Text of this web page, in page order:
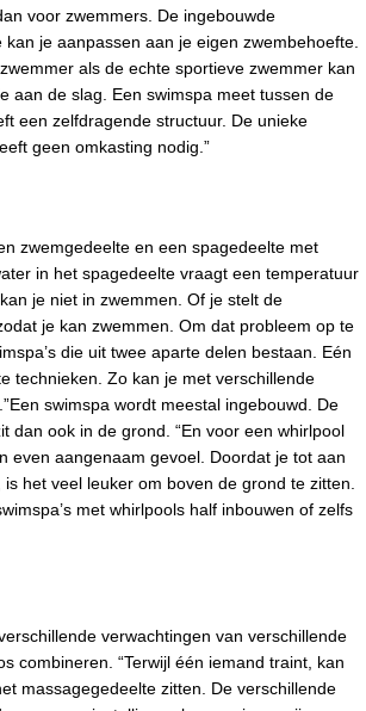
voor zwemmers. De ingebouwde
je aanpassen aan je eigen zwembehoefte.
als de echte sportieve zwemmer kan
aan de slag. Een swimspa meet tussen de
een zelfdragende structuur. De unieke
geen omkasting nodig.”
zwemgedeelte en een spagedeelte met
in het spagedeelte vraagt een temperatuur
je niet in zwemmen. Of je stelt de
je kan zwemmen. Om dat probleem op te
die uit twee aparte delen bestaan. Eén
technieken. Zo kan je met verschillende
swimspa wordt meestal ingebouwd. De
dan ook in de grond. “En voor een whirlpool
even aangenaam gevoel. Doordat je tot aan
het veel leuker om boven de grond te zitten.
met whirlpools half inbouwen of zelfs
verwachtingen van verschillende
combineren. “Terwijl één iemand traint, kan
massagegedeelte zitten. De verschillende